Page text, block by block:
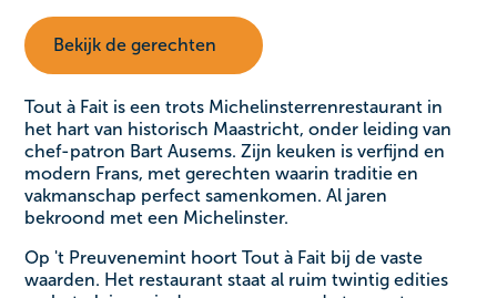
Bekijk de gerechten
Tout à Fait is een trots Michelinsterrenrestaurant in
het hart van historisch Maastricht, onder leiding van
chef-patron Bart Ausems. Zijn keuken is verfijnd en
modern Frans, met gerechten waarin traditie en
vakmanschap perfect samenkomen. Al jaren
bekroond met een Michelinster.
Op 't Preuvenemint hoort Tout à Fait bij de vaste
waarden. Het restaurant staat al ruim twintig edities